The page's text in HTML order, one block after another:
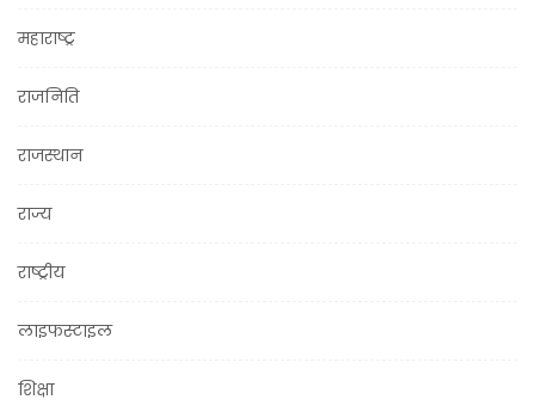
महाराष्ट्र
राजनिति
राजस्थान
राज्य
राष्ट्रीय
लाइफस्टाइल
शिक्षा